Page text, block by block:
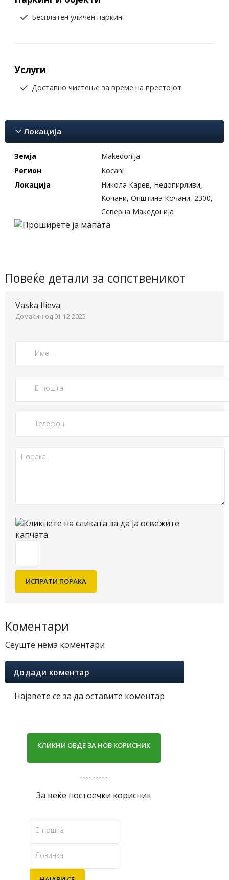
Бесплатен уличен паркинг
Услуги
Достапно чистење за време на престојот
Локација
Земја
Makedonija
Регион
Kocani
Локација
Никола Карев, Недопирливи,
Кочани, Општина Кочани, 2300,
Северна Македонија
Повеќе детали за сопственикот
Vaska Ilieva
Домаќин од 01.12.2025
Коментари
Сеуште нема коментари
Додади коментар
Најавете се за да оставите коментар
КЛИКНИ ОВДЕ ЗА НОВ КОРИСНИК
---------
За веќе постоечки корисник